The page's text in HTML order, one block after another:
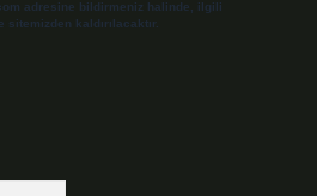
adresine bildirmeniz halinde, ilgili
kaldırılacaktır.